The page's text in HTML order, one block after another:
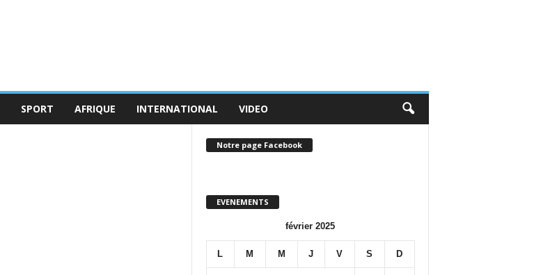
SPORT AFRIQUE INTERNATIONAL VIDEO
Notre page Facebook
EVENEMENTS
février 2025
L M M J V S D